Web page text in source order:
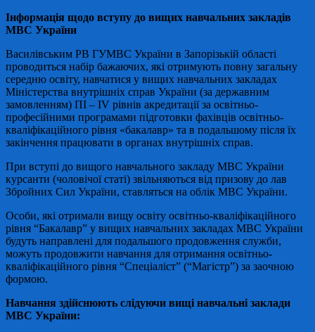
Інформація щодо вступу до вищих навчальних закладів
МВС України
Василівським РВ ГУМВС України в Запорізькій області
проводиться набір бажаючих, які отримують повну загальну
середню освіту, навчатися у вищих навчальних закладах
Міністерства внутрішніх справ України (за державним
замовленням) ПІ – IV рівнів акредитації за освітньо-
професійними програмами підготовки фахівців освітньо-
кваліфікаційного рівня «бакалавр» та в подальшому після їх
закінчення працювати в органах внутрішніх справ.
При вступі до вищого навчального закладу МВС України
курсанти (чоловічої статі) звільняються від призову до лав
Збройних Сил України, ставляться на облік МВС України.
Особи, які отримали вищу освіту освітньо-кваліфікаційного
рівня “Бакалавр” у вищих навчальних закладах МВС України
будуть направлені для подальшого продовження служби,
можуть продовжити навчання для отримання освітньо-
кваліфікаційного рівня “Спеціаліст” (“Магістр”) за заочною
формою.
Навчання здійснюють слідуючи вищі навчальні заклади
МВС України: